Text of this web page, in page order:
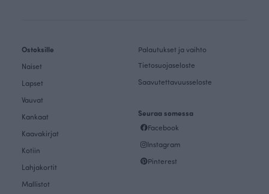
Ostoksille
Naiset
Lapset
Vauvat
Kankaat
Kaavakirjat
Kotiin
Lahjakortit
Mallistot
Palautukset ja vaihto
Tietosuojaseloste
Saavutettavuusseloste
Seuraa somessa
Facebook
Instagram
Pinterest